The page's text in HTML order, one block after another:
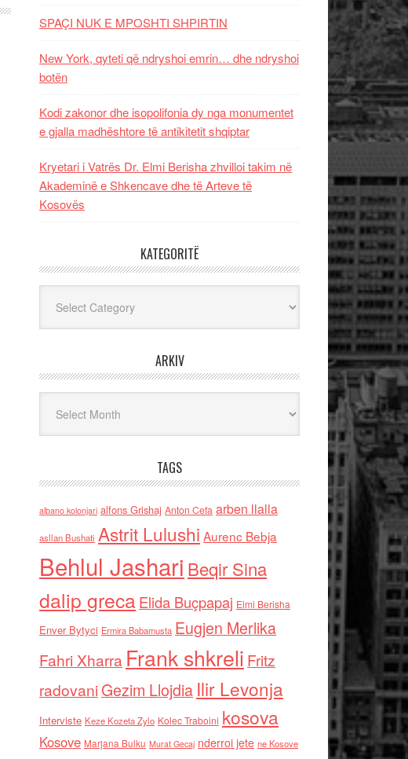
SPAÇI NUK E MPOSHTI SHPIRTIN
New York, qyteti që ndryshoi emrin… dhe ndryshoi
botën
Kodi zakonor dhe isopolifonia dy nga monumentet
e gjalla madhështore të antikitetit shqiptar
Kryetari i Vatrës Dr. Elmi Berisha zhvilloi takim në
Akademinë e Shkencave dhe të Arteve të
Kosovës
KATEGORITË
ARKIV
TAGS
albano kolonjari alfons Grishaj Anton Cefa arben llalla
asllan Bushati Astrit Lulushi Aurenc Bebja
Behlul Jashari Beqir Sina
dalip grecaElida Buçpapaj Elmi Berisha
Enver Bytyci Ermira Babamusta Eugjen Merlika
Fahri Xharra Frank shkreli Fritz
radovaniGezim Llojdia Ilir Levonja
Interviste Keze Kozeta Zylo Kolec Traboini kosova
Kosove Marjana Bulku Murat Gecaj nderroi jete ne Kosove